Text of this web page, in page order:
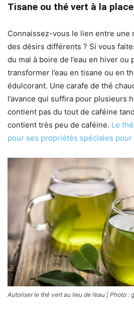
Tisane ou thé vert à la place
Connaissez-vous le lien entre une
des désirs différents ? Si vous
du mal à boire de l’eau en hiver ou
transformer l’eau en tisane ou en
édulcorant. Une carafe de thé
l’avance qui suffira pour plusieurs
contient pas du tout de caféine
contient très peu de caféine. Le
pour ses propriétés spéciales pour
Autoriser le thé vert au lieu de l’eau | Photo